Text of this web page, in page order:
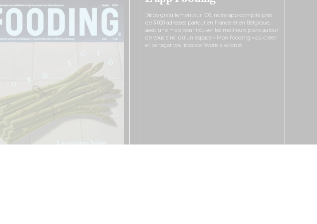
Dispo gratuitement sur iOS, notre app compile près
de 3 000 adresses partout en France et en Belgique,
avec une map pour trouver les meilleurs plans autour
de vous ainsi qu’un espace « Mon Fooding » où créer
et partager vos listes de favoris à volonté.